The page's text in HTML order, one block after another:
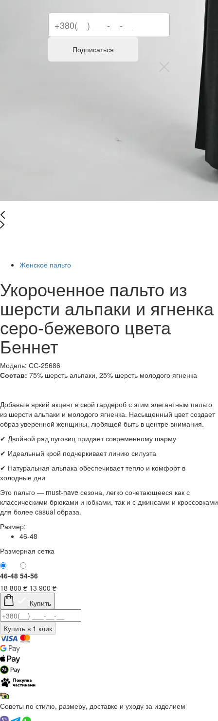
Женское пальто
Укороченное пальто из
шерсти альпаки и ягненка
серо-бежевого цвета
Беннет
Модель: СС-25686
Состав: 75% шерсть альпаки, 25% шерсть молодого ягненка
Добавьте яркий акцент в свой гардероб с этим элегантным пальто
из шерсти альпаки и молодого ягненка. Насыщенный цвет создает
образ уверенной женщины, любящей быть в центре внимания.
✔ Двойной ряд пуговиц придает современному шарму
✔ Идеальный крой подчеркивает линию силуэта
✔ Натуральная альпака обеспечивает тепло и комфорт в
холодные дни
Это пальто — must-have сезона, легко сочетающееся как с
классическими брюками и юбками, так и с джинсами и кроссовками
для более casual образа.
Размер:
46-48
Размерная сетка
46-48 54-56
18 800 ₴ 13 900 ₴
Купить
Советы по стилю, размеру, доставке и уходу за изделием
Подписаться